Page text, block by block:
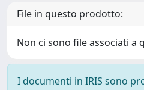
File in questo prodotto:
Non ci sono file associati a
I documenti in IRIS sono